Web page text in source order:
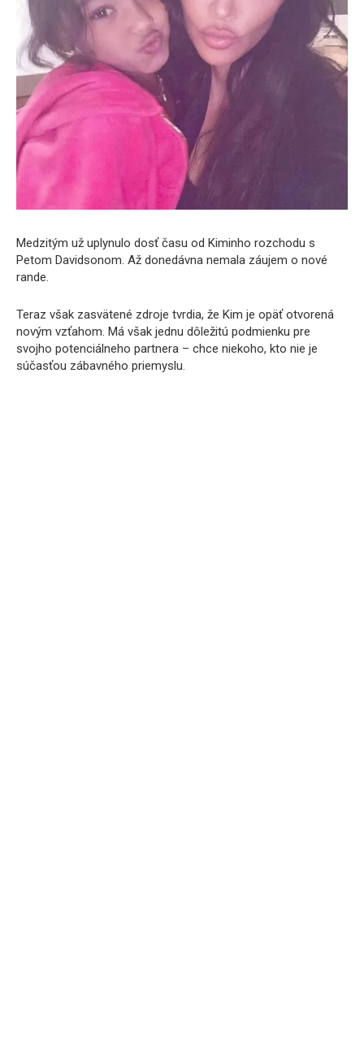
Medzitým už uplynulo dosť času od Kiminho rozchodu s
Petom Davidsonom. Až donedávna nemala záujem o nové
rande.
Teraz však zasvätené zdroje tvrdia, že Kim je opäť otvorená
novým vzťahom. Má však jednu dôležitú podmienku pre
svojho potenciálneho partnera – chce niekoho, kto nie je
súčasťou zábavného priemyslu.